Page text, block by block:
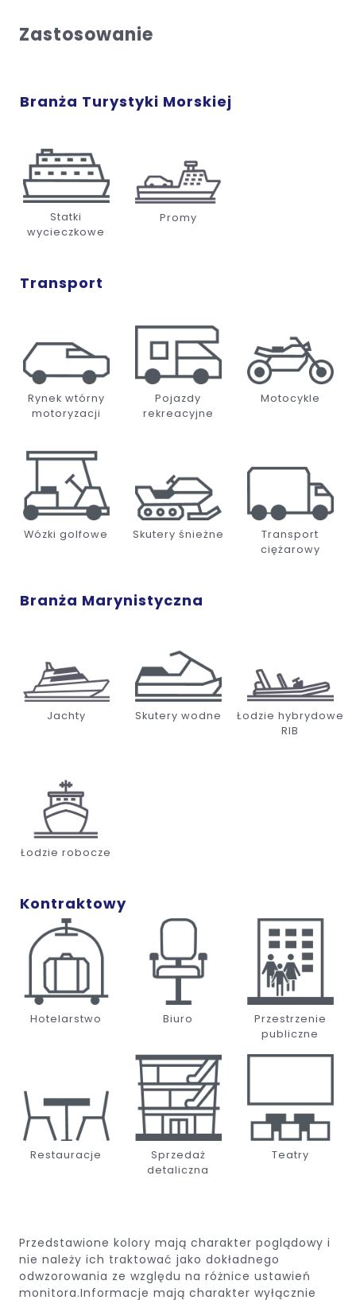
Zastosowanie
Branża Turystyki Morskiej
Statki
wycieczkowe
Promy
Transport
Rynek wtórny
motoryzacji
Pojazdy
rekreacyjne
Motocykle
Wózki golfowe Skutery śnieżne
Transport
ciężarowy
Branża Marynistyczna
Jachty Skutery wodne
Łodzie hybrydowe
RIB
Łodzie robocze
Kontraktowy
Hotelarstwo Biuro
Przestrzenie
publiczne
Restauracje
Sprzedaż
detaliczna
Teatry
Przedstawione kolory mają charakter poglądowy i
nie należy ich traktować jako dokładnego
odwzorowania ze względu na różnice ustawień
monitora.Informacje mają charakter wyłącznie